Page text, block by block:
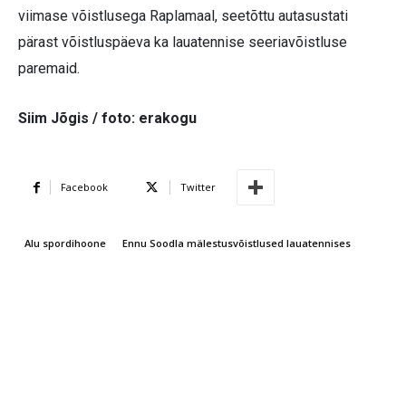
viimase võistlusega Raplamaal, seetõttu autasustati
pärast võistluspäeva ka lauatennise seeriavõistluse
paremaid.
Siim Jõgis / foto: erakogu
Facebook Twitter
Alu spordihoone Ennu Soodla mälestusvõistlused lauatennises